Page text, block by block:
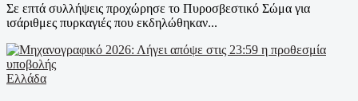
Σε επτά συλλήψεις προχώρησε το Πυροσβεστικό Σώμα για
ισάριθμες πυρκαγιές που εκδηλώθηκαν...
Ελλάδα